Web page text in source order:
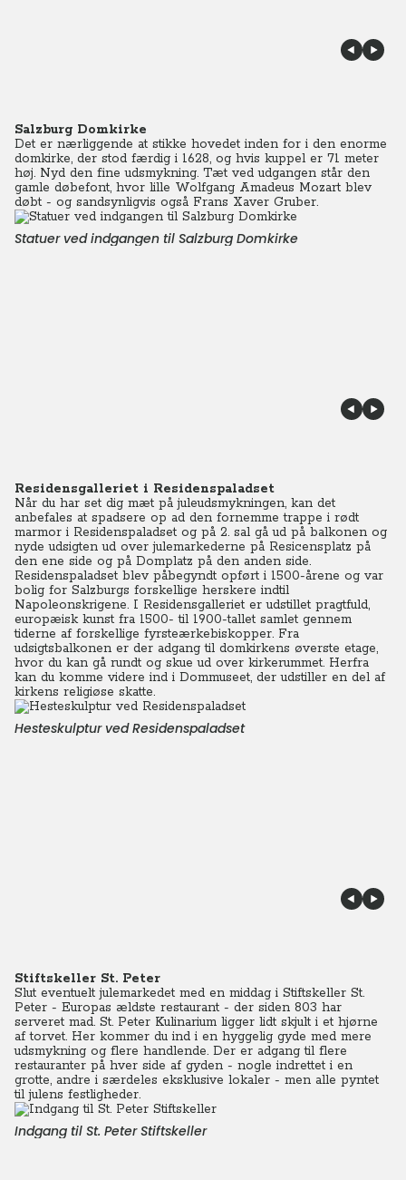
Salzburg Domkirke
Det er nærliggende at stikke hovedet inden for i den enorme
domkirke, der stod færdig i 1628, og hvis kuppel er 71 meter
høj. Nyd den fine udsmykning. Tæt ved udgangen står den
gamle døbefont, hvor lille Wolfgang Amadeus Mozart blev
døbt - og sandsynligvis også Frans Xaver Gruber.
Statuer ved indgangen til Salzburg Domkirke
Residensgalleriet i Residenspaladset
Når du har set dig mæt på juleudsmykningen, kan det
anbefales at spadsere op ad den fornemme trappe i rødt
marmor i Residenspaladset og på 2. sal gå ud på balkonen og
nyde udsigten ud over julemarkederne på Resicensplatz på
den ene side og på Domplatz på den anden side.
Residenspaladset blev påbegyndt opført i 1500-årene og var
bolig for Salzburgs forskellige herskere indtil
Napoleonskrigene. I Residensgalleriet er udstillet pragtfuld,
europæisk kunst fra 1500- til 1900-tallet samlet gennem
tiderne af forskellige fyrsteærkebiskopper. Fra
udsigtsbalkonen er der adgang til domkirkens øverste etage,
hvor du kan gå rundt og skue ud over kirkerummet. Herfra
kan du komme videre ind i Dommuseet, der udstiller en del af
kirkens religiøse skatte.
Hesteskulptur ved Residenspaladset
Stiftskeller St. Peter
Slut eventuelt julemarkedet med en middag i Stiftskeller St.
Peter - Europas ældste restaurant - der siden 803 har
serveret mad. St. Peter Kulinarium ligger lidt skjult i et hjørne
af torvet. Her kommer du ind i en hyggelig gyde med mere
udsmykning og flere handlende. Der er adgang til flere
restauranter på hver side af gyden - nogle indrettet i en
grotte, andre i særdeles eksklusive lokaler - men alle pyntet
til julens festligheder.
Indgang til St. Peter Stiftskeller